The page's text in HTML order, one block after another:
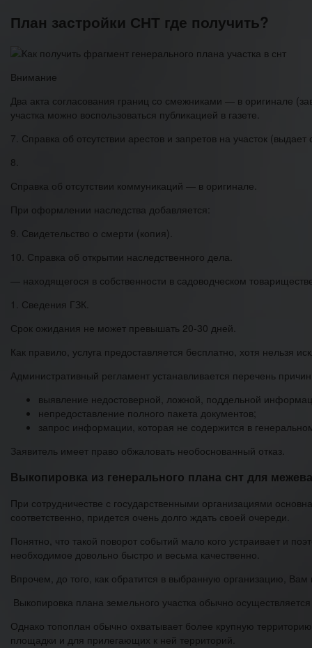
План застройки СНТ где получить?
Внимание
Два акта согласования границ со смежниками — в оригинале
участка можно воспользоваться публикацией в газете.
7. Справка об отсутствии арестов и запретов на участок
8.
Справка об отсутствии коммуникаций — в оригинале.
При оформлении наследства добавляется:
9. Свидетельство о смерти (копия).
10. Справка об открытии наследственного дела.
— находящегося в собственности в садоводческом
1. Сведения ГЗК.
Срок ожидания не может превышать 20-30 дней.
Как правило, услуга предоставляется бесплатно, хотя нельзя
Административный регламент устанавливается перечень
выявление недостоверной, ложной, поддельной
непредоставление полного пакета документов;
запрос информации, которая не содержится в
Заявитель имеет право обжаловать необоснованный отказ.
Выкопировка из генерального плана снт для
При сотрудничестве с государственными организациями
соответственно, придется очень долго ждать своей очереди.
Понятно, что такой поворот событий мало кого устраивает и
необходимое довольно быстро и весьма качественно.
Впрочем, до того, как обратится в выбранную организацию,
Выкопировка плана земельного участка обычно
Однако топоплан обычно охватывает более крупную
площадки и для прилегающих к ней территорий.